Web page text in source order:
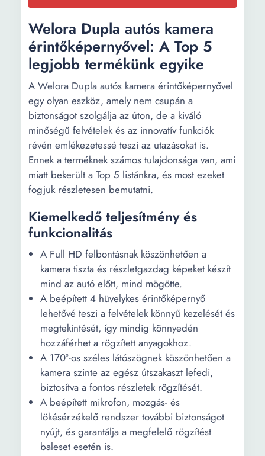
Welora Dupla autós kamera
érintőképernyővel: A Top 5
legjobb termékünk egyike
A Welora Dupla autós kamera érintőképernyővel
egy olyan eszköz, amely nem csupán a
biztonságot szolgálja az úton, de a kiváló
minőségű felvételek és az innovatív funkciók
révén emlékezetessé teszi az utazásokat is.
Ennek a terméknek számos tulajdonsága van, ami
miatt bekerült a Top 5 listánkra, és most ezeket
fogjuk részletesen bemutatni.
Kiemelkedő teljesítmény és
funkcionalitás
A Full HD felbontásnak köszönhetően a
kamera tiszta és részletgazdag képeket készít
mind az autó előtt, mind mögötte.
A beépített 4 hüvelykes érintőképernyő
lehetővé teszi a felvételek könnyű kezelését és
megtekintését, így mindig könnyedén
hozzáférhet a rögzített anyagokhoz.
A 170°-os széles látószögnek köszönhetően a
kamera szinte az egész útszakaszt lefedi,
biztosítva a fontos részletek rögzítését.
A beépített mikrofon, mozgás- és
lökésérzékelő rendszer további biztonságot
nyújt, és garantálja a megfelelő rögzítést
baleset esetén is.